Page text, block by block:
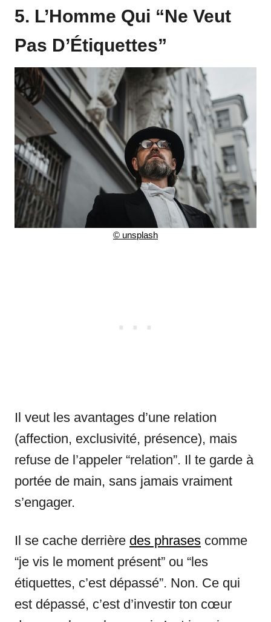
5. L’Homme Qui “Ne Veut
Pas D’Étiquettes”
© unsplash
Il veut les avantages d’une relation
(affection, exclusivité, présence), mais
refuse de l’appeler “relation”. Il te garde à
portée de main, sans jamais vraiment
s’engager.
Il se cache derrière des phrases comme
“je vis le moment présent” ou “les
étiquettes, c’est dépassé”. Non. Ce qui
est dépassé, c’est d’investir ton cœur